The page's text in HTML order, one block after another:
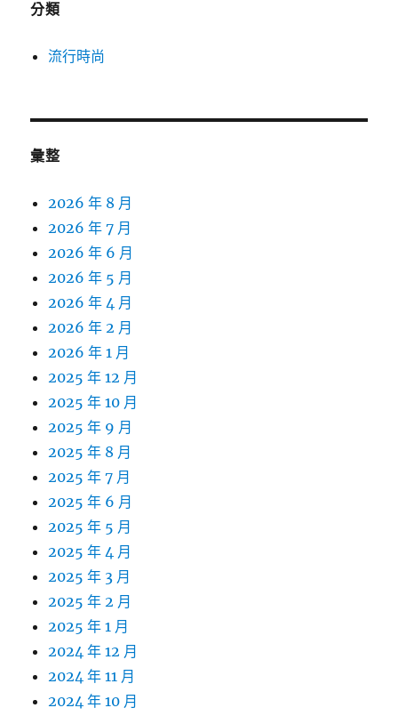
分類
流行時尚
彙整
2026 年 8 月
2026 年 7 月
2026 年 6 月
2026 年 5 月
2026 年 4 月
2026 年 2 月
2026 年 1 月
2025 年 12 月
2025 年 10 月
2025 年 9 月
2025 年 8 月
2025 年 7 月
2025 年 6 月
2025 年 5 月
2025 年 4 月
2025 年 3 月
2025 年 2 月
2025 年 1 月
2024 年 12 月
2024 年 11 月
2024 年 10 月